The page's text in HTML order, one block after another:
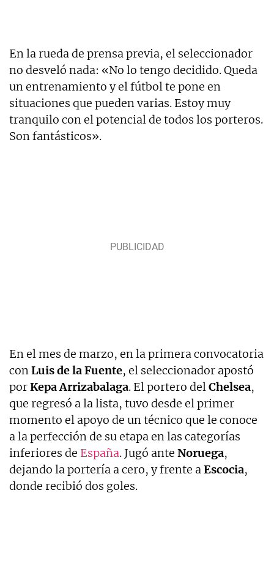
En la rueda de prensa previa, el seleccionador
no desveló nada: «No lo tengo decidido. Queda
un entrenamiento y el fútbol te pone en
situaciones que pueden varias. Estoy muy
tranquilo con el potencial de todos los porteros.
Son fantásticos».
En el mes de marzo, en la primera convocatoria
conLuis de la Fuente, el seleccionador apostó
porKepa Arrizabalaga. El portero delChelsea,
que regresó a la lista, tuvo desde el primer
momento el apoyo de un técnico que le conoce
a la perfección de su etapa en las categorías
inferiores de España. Jugó ante Noruega,
dejando la portería a cero, y frente aEscocia,
donde recibió dos goles.